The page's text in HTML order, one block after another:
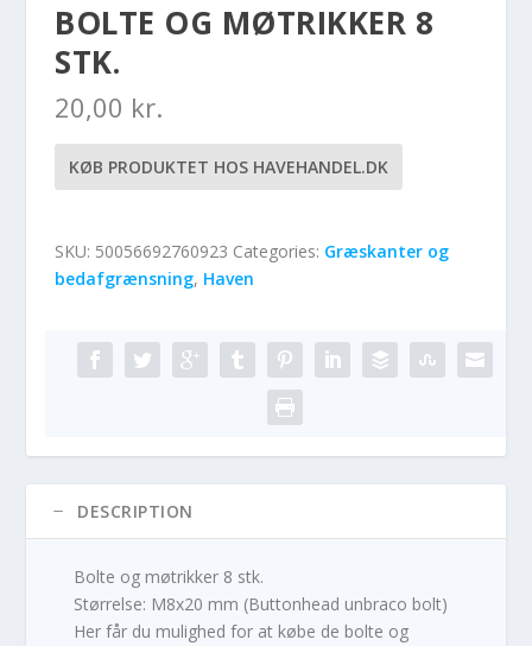
BOLTE OG MØTRIKKER 8
STK.
20,00 kr.
KØB PRODUKTET HOS HAVEHANDEL.DK
SKU: 50056692760923 Categories: Græskanter og
bedafgrænsning, Haven
DESCRIPTION
Bolte og møtrikker 8 stk.
Størrelse: M8x20 mm (Buttonhead unbraco bolt)
Her får du mulighed for at købe de bolte og